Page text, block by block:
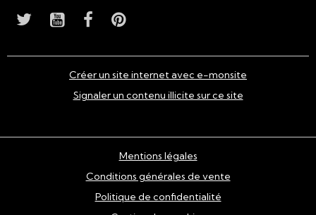
Créer un site internet avec e-monsite
Signaler un contenu illicite sur ce site
Mentions légales
Conditions générales de vente
Politique de confidentialité